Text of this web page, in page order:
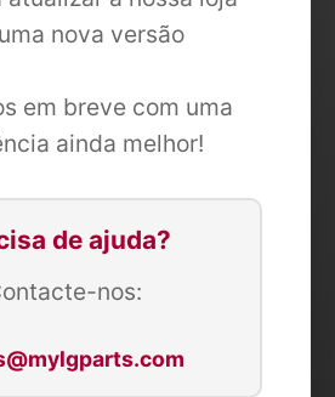
nova versão
em breve com uma
ainda melhor!
de ajuda?
nos: